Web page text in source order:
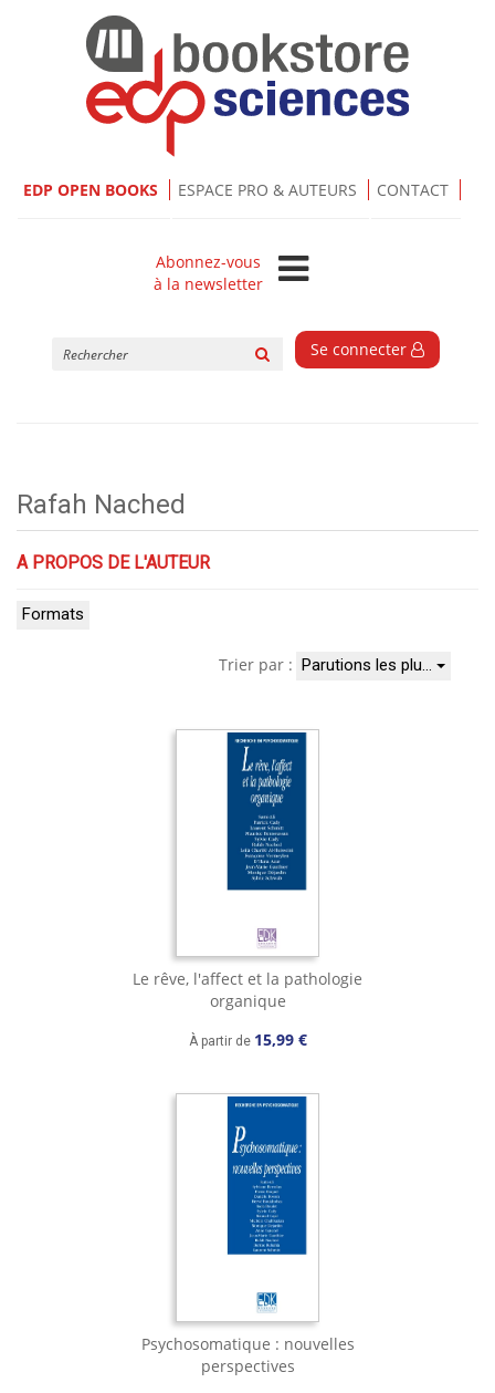
EDP OPEN BOOKS ESPACE PRO & AUTEURS CONTACT
Abonnez-vous
à la newsletter
Se connecter
Rafah Nached
A PROPOS DE L'AUTEUR
Formats
Trier par : Parutions les plu…
Le rêve, l'affect et la pathologie
organique
À partir de 15,99 €
Psychosomatique : nouvelles
perspectives